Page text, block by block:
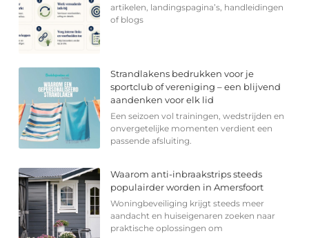
artikelen, landingspagina’s, handleidingen
of blogs
Strandlakens bedrukken voor je
sportclub of vereniging – een blijvend
aandenken voor elk lid
Een seizoen vol trainingen, wedstrijden en
onvergetelijke momenten verdient een
passende afsluiting.
Waarom anti-inbraakstrips steeds
populairder worden in Amersfoort
Woningbeveiliging krijgt steeds meer
aandacht en huiseigenaren zoeken naar
praktische oplossingen om